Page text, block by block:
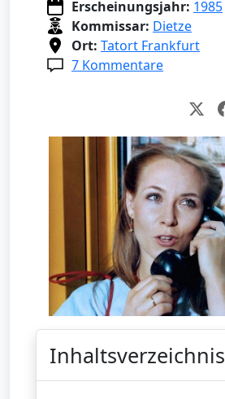
Erscheinungsjahr: 1985
Kommissar: Dietze
Ort: Tatort Frankfurt
7 Kommentare
Inhaltsverzeichnis